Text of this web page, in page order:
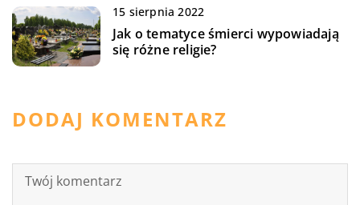
15 sierpnia 2022
Jak o tematyce śmierci wypowiadają
się różne religie?
DODAJ KOMENTARZ